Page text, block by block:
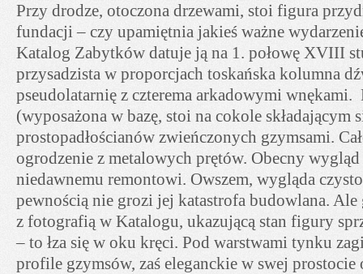
Przy drodze, otoczona drzewami, stoi figura
fundacji – czy upamiętnia jakieś ważne
Katalog Zabytków datuje ją na 1. połowę XVIII
przysadzista w proporcjach toskańska kolumna
pseudolatarnię z czterema arkadowymi
(wyposażona w bazę, stoi na cokole składającym
prostopadłościanów zwieńczonych gzymsami.
ogrodzenie z metalowych prętów. Obecny wygląd
niedawnemu remontowi. Owszem, wygląda
pewnością nie grozi jej katastrofa budowlana.
z fotografią w Katalogu, ukazującą stan figury
– to łza się w oku kręci. Pod warstwami tynku
profile gzymsów, zaś eleganckie w swej prostocie